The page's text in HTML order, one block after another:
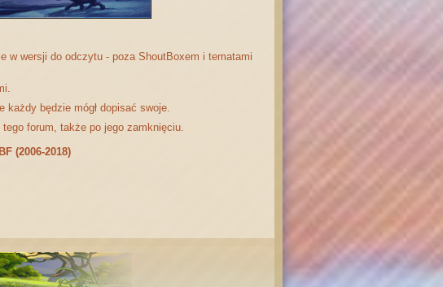
w wersji do odczytu - poza ShoutBoxem i tematami
każdy będzie mógł dopisać swoje.
forum, także po jego zamknięciu.
(2006-2018)